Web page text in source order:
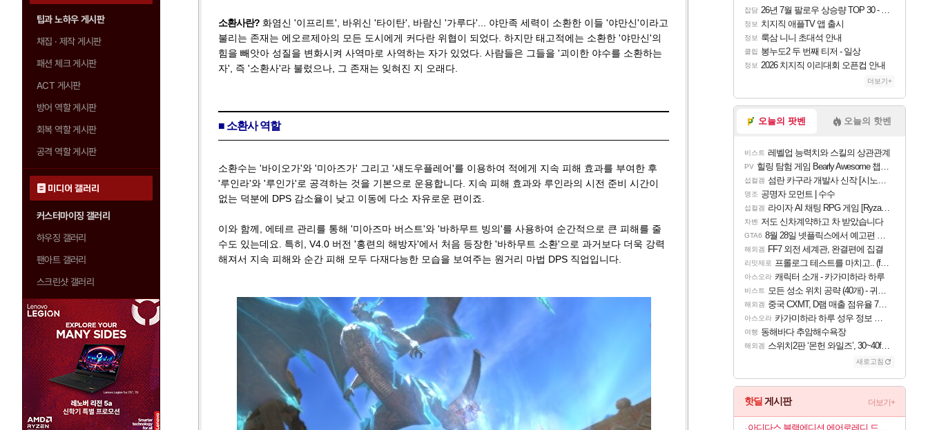
팁과 노하우 게시판
채집 · 제작 게시판
패션 체크 게시판
ACT 게시판
방어 역할 게시판
회복 역할 게시판
공격 역할 게시판
미디어 갤러리
커스터마이징 갤러리
하우징 갤러리
팬아트 갤러리
스크린샷 갤러리
소환사란? 화염신 '이프리트', 바위신 '타이탄', 바람신 '가루다'... 야만족 세력이 소환한 이들 '야만신'이라고
불리는 존재는 에오르제아의 모든 도시에게 커다란 위협이 되었다. 하지만 태고적에는 소환한 '야만신'의
힘을 빼앗아 성질을 변화시켜 사역마로 사역하는 자가 있었다. 사람들은 그들을 '괴이한 야수를 소환하는
자', 즉 '소환사'라 불렀으나, 그 존재는 잊혀진 지 오래다.
■ 소환사 역할
소환수는 '바이오가'와 '미아즈가' 그리고 '섀도우플레어'를 이용하여 적에게 지속 피해 효과를 부여한 후
'루인라'와 '루인가'로 공격하는 것을 기본으로 운용합니다. 지속 피해 효과와 루인라의 시전 준비 시간이
없는 덕분에 DPS 감소율이 낮고 이동에 다소 자유로운 편이죠.
이와 함께, 에테르 관리를 통해 '미아즈마 버스트'와 '바하무트 빙의'를 사용하여 순간적으로 큰 피해를 줄
수도 있는데요. 특히, V4.0 버전 '홍련의 해방자'에서 처음 등장한 '바하무트 소환'으로 과거보다 더욱 강력
해져서 지속 피해와 순간 피해 모두 다재다능한 모습을 보여주는 원거리 마법 DPS 직업입니다.
잡담 26년 7월 팔로우 상승량 TOP 30 - 월간 치지직
정보 치지직 애플TV 앱 출시
정보 룩삼 니니 초대석 안내
클립 봉누도2 두 번째 티저 - 일상
정보 2026 치지직 이리대회 오픈컵 안내
더보기+
오늘의 팟벤 오늘의 핫벤
비스트 레벨업 능력치와 스킬의 상관관계
PV 힐링 탐험 게임 Bearly Awesome 챕터 1 트레일러
섭컬겜 섬란 카구라 개발사 신작 [시노비 넥서스] 연내 출시 예정
명조 공명자 모먼트 | 수수
섭컬겜 라이자 AI 채팅 RPG 게임 [RyzaChat: AI] 공개
차벤 저도 신차계약하고 차 받았습니다
GTA6 8월 28일 넷플릭스에서 예고편 공개 예정
해외겜 FF7 외전 세계관, 완결편에 집결
리밋제로 프롤로그 테스트를 마치고.. (feat. 리아)
아스오라 캐릭터 소개 - 카가미하라 하루
비스트 모든 성소 위치 공략 (40개) - 귀환한 영혼 도전과제
해외겜 중국 CXMT, D램 매출 점유율 7%…글로벌 4위로 부상
아스오라 카가미하라 하루 성우 정보 및 주요 필모
여행 동해바다 추암해수욕장
해외겜 스위치2판 ‘몬헌 와일즈’, 30~40fps 목표 추정
새로고침
핫딜 게시판 더보기+